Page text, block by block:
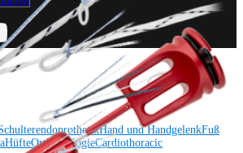
Hand und HandgelenkFuß
HüfteOrthobiologieCardiothoracic